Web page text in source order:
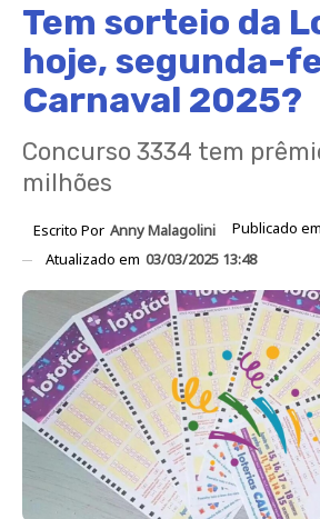
Tem sorteio da
hoje, segunda-
Carnaval 2025?
Concurso 3334 tem
milhões
Escrito Por Anny Malagolini Publicado em
Atualizado em 03/03/2025 13:48